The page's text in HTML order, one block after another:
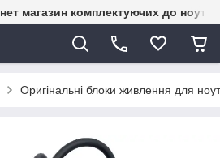
магазин комплектуючих до
Оригінальні блоки живлення для